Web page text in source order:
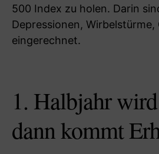
500 Index zu holen. Darin
Depressionen, Wirbelstürme,
eingerechnet.
1. Halbjahr
dann kommt